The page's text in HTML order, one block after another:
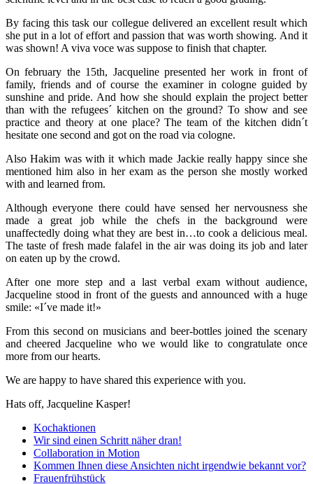
By facing this task our collegue delivered an excellent result which
she put in a lot of effort and passion that was worth showing. And it
was shown! A viva voce was suppose to finish that chapter.
On february the 15th, Jacqueline presented her work in front of
family, friends and of course the examiner in cologne guided by
sunshine and pride. And how she should explain the project better
than with the refugees´ kitchen on the ground? To show and see
practice and theory at one place? The team of the kitchen didn´t
hesitate one second and got on the road via cologne.
Also Hakim was with it which made Jackie really happy since she
mentioned him also in her exam as the person she mostly worked
with and learned from.
Although everyone there could have sensed her nervousness she
made a great job while the chefs in the background were
unaffectedly doing what they are best in…to cook a delicious meal.
The taste of fresh made falafel in the air was doing its job and later
on eaten up by the crowd.
After one more step and a last verbal exam without audience,
Jacqueline stood in front of the guests and announced with a huge
smile: «I´ve made it!»
From this second on musicians and beer-bottles joined the scenary
and cheered Jacqueline who we would like to congratulate once
more from our hearts.
We are happy to have shared this experience with you.
Hats off, Jacqueline Kasper!
Kochaktionen
Wir sind einen Schritt näher dran!
Collaboration in Motion
Kommen Ihnen diese Ansichten nicht irgendwie bekannt vor?
Frauenfrühstück